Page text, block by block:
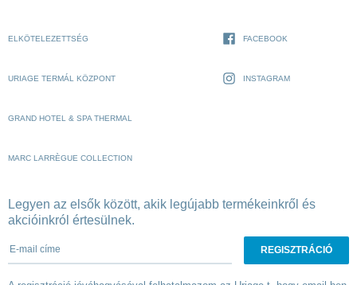
ELKÖTELEZETTSÉG
URIAGE TERMÁL KÖZPONT
GRAND HOTEL & SPA THERMAL
MARC LARRÈGUE COLLECTION
FACEBOOK
INSTAGRAM
Legyen az elsők között, akik legújabb termékeinkről és
akcióinkról értesülnek.
E-mail címe